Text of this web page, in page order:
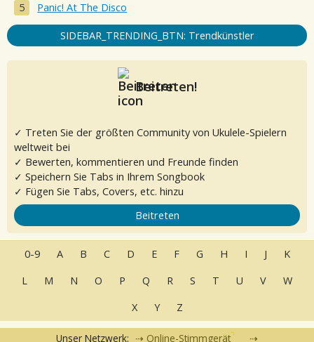
Panic! At The Disco
SIDEBAR_TRENDING_BTN: Trendkünstler
Beitreten!
✓ Treten Sie der größten Community von Ukulele-Spielern
weltweit bei
✓ Bewerten, kommentieren und Freunde finden
✓ Speichern Sie Tabs in Ihrem Songbook
✓ Fügen Sie Tabs, Covers, etc. hinzu
Beitreten
0-9 A B C D E F G H I J
K
L
M N O P Q R S T U V
W
X
Y Z
Unser Netzwerk: Online-Stimmgerät